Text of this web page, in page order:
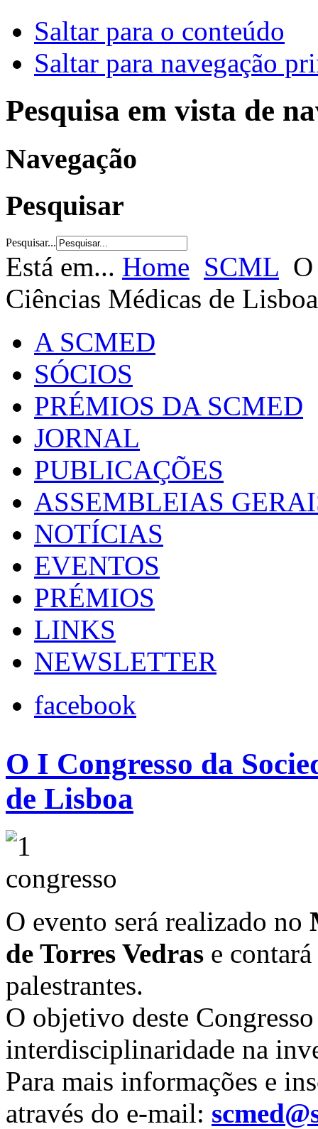
Saltar para o conteúdo
Saltar para navegação
Pesquisa em vista de
Navegação
Pesquisar
Pesquisar...
Está em... Home SCML
Ciências Médicas de Lisboa
A SCMED
SÓCIOS
PRÉMIOS DA SCMED
JORNAL
PUBLICAÇÕES
ASSEMBLEIAS
NOTÍCIAS
EVENTOS
PRÉMIOS
LINKS
NEWSLETTER
facebook
O I Congresso da
de Lisboa
O evento será realizado no
de Torres Vedras e
palestrantes.
O objetivo deste
interdisciplinaridade na
Para mais informações e
através do e-mail: